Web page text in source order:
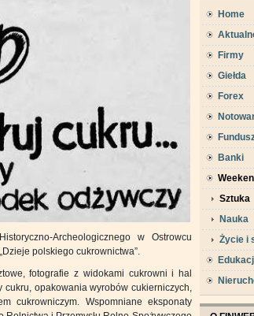
Archeologicznego w Ostrowcu
polskiego cukrownictwa”.
fotografie z widokami cukrowni i hal
cukru, opakowania wyrobów cukierniczych,
cukrowniczym. Wspomniane eksponaty
Home
Firmy
Giełda
Forex
Banki
Sztuka
Nauka
Życie i